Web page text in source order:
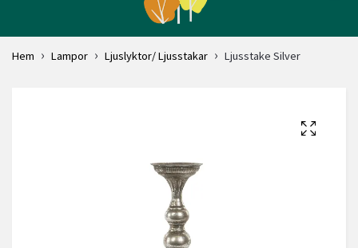
Hem Lampor Ljuslyktor/ Ljusstakar Ljusstake Silver